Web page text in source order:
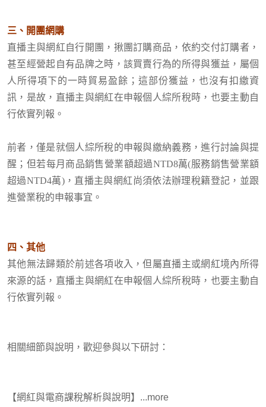
三、開團網購
直播主與網紅自行開團，揪團訂購商品，依約交付訂購者，
甚至經營起自有品牌之時，該買賣行為的所得與獲益，屬個
人所得項下的一時貿易盈餘；這部份獲益，也沒有扣繳資
訊，是故，直播主與網紅在申報個人綜所稅時，也要主動自
行依實列報。
前者，僅是就個人綜所稅的申報與繳納義務，進行討論與提
醒；但若每月商品銷售營業額超過NTD8萬(服務銷售營業額
超過NTD4萬)， 直播主與網紅 尚須依法辦理稅籍登記，並跟
進營業稅的申報事宜。
四、其他
其他無法歸類於前述各項收入，但屬直播主或網紅境內所得
來源的話， 直播主與網紅在申報個人綜所稅時，也要主動自
行依實列報。
相關細節與說明，歡迎參與以下研討：
【網紅與電商課稅解析與說明】 ...more